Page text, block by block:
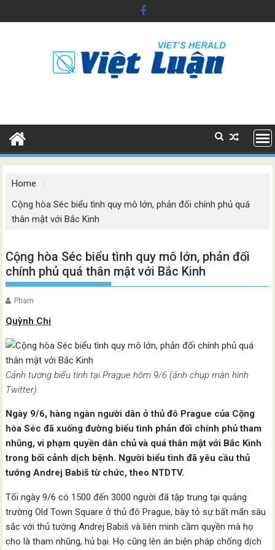
to
Home
Cộng hòa Séc biểu tình quy mô lớn, phản đối chính phủ quá
thân mật với Bắc Kinh
Cộng hòa Séc biểu tình quy mô lớn, phản đối
chính phủ quá thân mật với Bắc Kinh
Pham
Quỳnh Chi
Cảnh tượng biểu tình tại Prague hôm 9/6 (ảnh chụp màn hình
Twitter).
Ngày 9/6, hàng ngàn người dân ở thủ đô Prague của Cộng
hòa Séc đã xuống đường biểu tình phản đối chính phủ tham
nhũng, vi phạm quyền dân chủ và quá thân mật với Bắc Kinh
trong bối cảnh dịch bệnh. Người biểu tình đã yêu cầu thủ
tướng Andrej Babiš từ chức, theo NTDTV.
Tối ngày 9/6 có 1500 đến 3000 người đã tập trung tại quảng
trường Old Town Square ở thủ đô Prague, bày tỏ sự bất mãn sâu
sắc với thủ tướng Andrej Babiš và liên minh cầm quyền mà họ
cho là tham nhũng, hủ bại. Họ cũng lên án biện pháp chống dịch